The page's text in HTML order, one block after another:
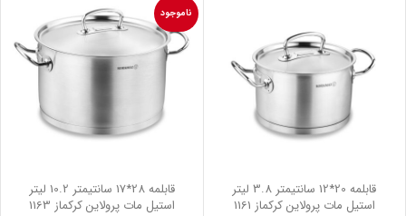
قابلمه 20*12 سانتیمتر 3.8 لیتر
استیل مات پرولاین کرکماز 1161
ناموجود
قابلمه 28*17 سانتیمتر 10.2 لیتر
استیل مات پرولاین کرکماز 1163